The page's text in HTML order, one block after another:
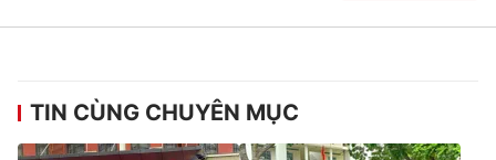
TIN CÙNG CHUYÊN MỤC